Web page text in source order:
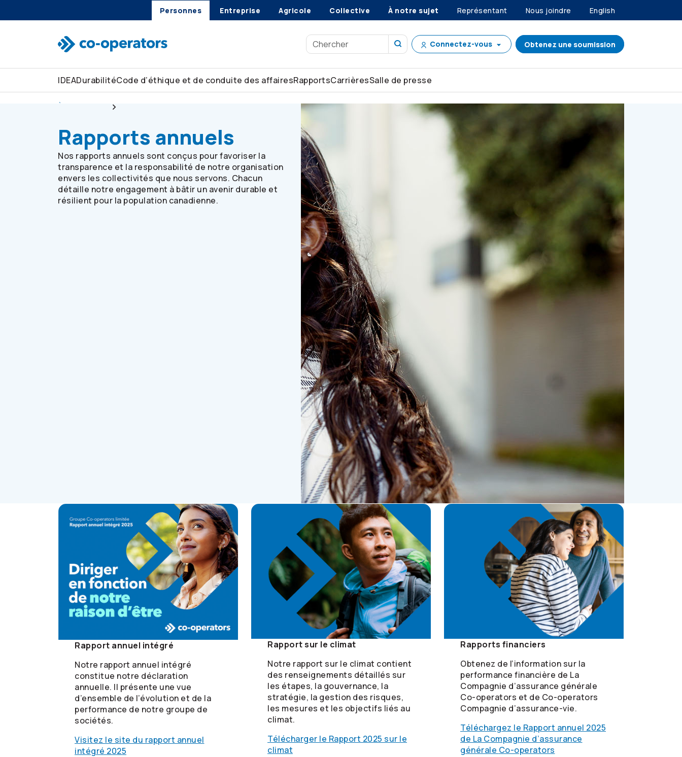
Personnes Entreprise Agricole Collective À notre sujet Représentant Nous joindre English
Connectez-vous Obtenez une soumission
IDEADurabilitéCode d’éthique et de conduite des affairesRapportsCarrièresSalle de presse
À notre sujet
Rapports annuels
Nos rapports annuels sont conçus pour favoriser la
transparence et la responsabilité de notre organisation
envers les collectivités que nous servons. Chacun
détaille notre engagement à bâtir un avenir durable et
résilient pour la population canadienne.
Rapport annuel intégré
Notre rapport annuel intégré
constitue notre déclaration
annuelle. Il présente une vue
d’ensemble de l’évolution et de la
performance de notre groupe de
sociétés.
Visitez le site du rapport annuel
intégré 2025
Rapport sur le climat
Notre rapport sur le climat contient
des renseignements détaillés sur
les étapes, la gouvernance, la
stratégie, la gestion des risques,
les mesures et les objectifs liés au
climat.
Télécharger le Rapport 2025 sur le
climat
Rapports financiers
Obtenez de l’information sur la
performance financière de La
Compagnie d’assurance générale
Co-operators et de Co-operators
Compagnie d’assurance-vie.
Téléchargez le Rapport annuel 2025
de La Compagnie d’assurance
générale Co-operators